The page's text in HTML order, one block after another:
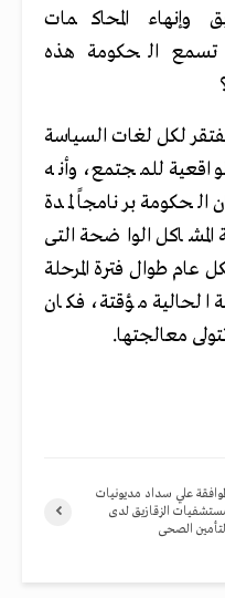
وإنهاء المحاكمات
تسمع الحكومة هذه
لكل لغات السياسة
للمجتمع، وأنه
برنامجاً لمدة
الواضحة التى
عام طوال فترة المرحلة
الحالية مؤقتة، فكان
معالجتها.
علي سداد مديونيات
الزقازيق لدى
الصحى